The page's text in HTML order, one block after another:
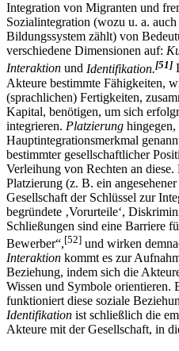
‚in‘ das System [bzw. die
Integration von Migranten und
Sozialintegration (wozu u. a.
Bildungssystem zählt) von
verschiedene Dimensionen auf:
InteraktionundIdentifikation.[51]
Akteure bestimmte Fähigkeiten,
(sprachlichen) Fertigkeiten,
Kapital, benötigen, um sich
integrieren.Platzierunghingegen,
Hauptintegrationsmerkmal
bestimmter gesellschaftlicher
Verleihung von Rechten an
Platzierung (z. B. ein
Gesellschaft der Schlüssel zur
begründete ‚Vorurteile‘,
Schließungen sind eine Barriere
Bewerber“, [52]und wirken
Interaktionkommt es zur
Beziehung, indem sich die
Wissen und Symbole orientieren.
funktioniert diese soziale
Identifikationist schließlich die